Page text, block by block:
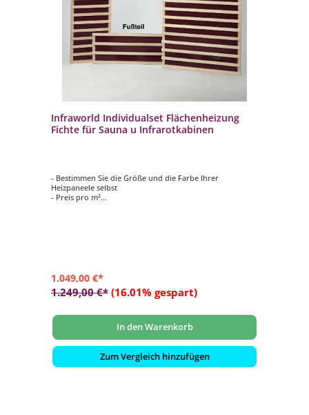
Infraworld Individualset Flächenheizung
Fichte für Sauna u Infrarotkabinen
- Bestimmen Sie die Größe und die Farbe Ihrer
Heizpaneele selbst
- Preis pro m²
1.049,00 €*
1.249,00 €* (16.01% gespart)
In den Warenkorb
Zum Vergleich hinzufügen